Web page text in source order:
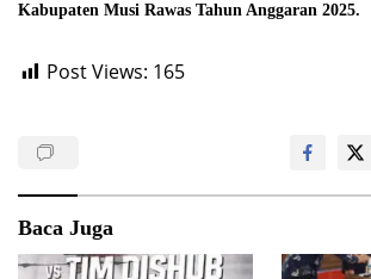
Kabupaten Musi Rawas Tahun Anggaran 2025.
Post Views: 165
Baca Juga